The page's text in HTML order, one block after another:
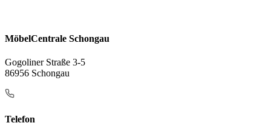
MöbelCentrale Schongau
Gogoliner Straße 3-5
86956 Schongau
Telefon